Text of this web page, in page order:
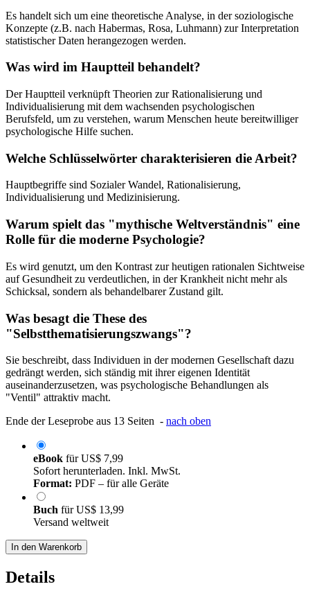
Es handelt sich um eine theoretische Analyse, in der soziologische
Konzepte (z.B. nach Habermas, Rosa, Luhmann) zur Interpretation
statistischer Daten herangezogen werden.
Was wird im Hauptteil behandelt?
Der Hauptteil verknüpft Theorien zur Rationalisierung und
Individualisierung mit dem wachsenden psychologischen
Berufsfeld, um zu verstehen, warum Menschen heute bereitwilliger
psychologische Hilfe suchen.
Welche Schlüsselwörter charakterisieren die Arbeit?
Hauptbegriffe sind Sozialer Wandel, Rationalisierung,
Individualisierung und Medizinisierung.
Warum spielt das "mythische Weltverständnis" eine
Rolle für die moderne Psychologie?
Es wird genutzt, um den Kontrast zur heutigen rationalen Sichtweise
auf Gesundheit zu verdeutlichen, in der Krankheit nicht mehr als
Schicksal, sondern als behandelbarer Zustand gilt.
Was besagt die These des
"Selbstthematisierungszwangs"?
Sie beschreibt, dass Individuen in der modernen Gesellschaft dazu
gedrängt werden, sich ständig mit ihrer eigenen Identität
auseinanderzusetzen, was psychologische Behandlungen als
"Ventil" attraktiv macht.
Ende der Leseprobe aus 13 Seiten - nach oben
eBook fürUS$ 7,99
Sofort herunterladen. Inkl. MwSt.
Format: PDF – für alle Geräte
Buch fürUS$ 13,99
Versand weltweit
In den Warenkorb
Details